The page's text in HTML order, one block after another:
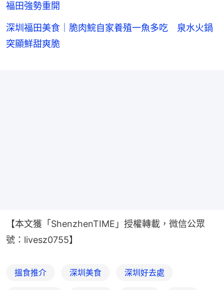
福田強勢重開
深圳福田美食｜脆肉鯇自家養殖一魚多吃 泉水火鍋
突顯鮮甜爽脆
【本文獲「ShenzhenTIME」授權轉載，微信公眾
號：livesz0755】
搵食推介 深圳美食 深圳好去處